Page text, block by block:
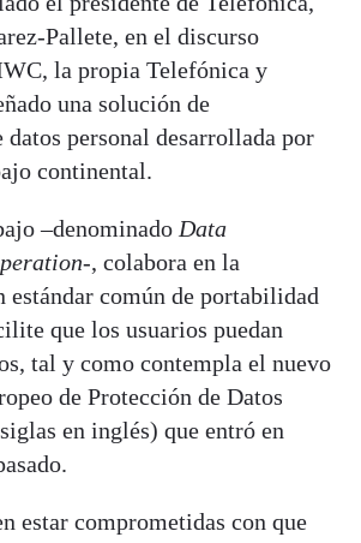
Pallete, en el discurso
la propia Telefónica y
una solución de
datos personal desarrollada por
continental.
–denominado Data
-, colabora en la
estándar común de portabilidad
que los usuarios puedan
tal y como contempla el nuevo
de Protección de Datos
en inglés) que entró en
estar comprometidas con que